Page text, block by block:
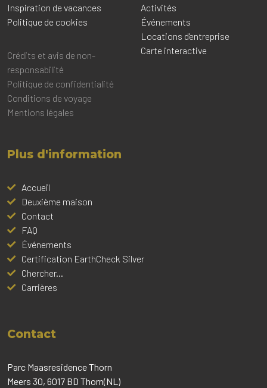
Inspiration de vacances
Politique de cookies
Crédits et avis de non-
responsabilité
Politique de confidentialité
Conditions de voyage
Mentions légales
Activités
Événements
Locations d'entreprise
Carte interactive
Plus d'information
Accueil
Deuxième maison
Contact
FAQ
Événements
Certification EarthCheck Silver
Chercher...
Carrières
Contact
Parc Maasresidence Thorn
Meers 30, 6017 BD Thorn(NL)